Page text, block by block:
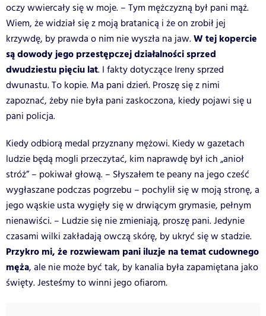
oczy wwiercały się w moje. – Tym mężczyzną był pani mąż.
Wiem, że widział się z moją bratanicą i że on zrobił jej
krzywdę, by prawda o nim nie wyszła na jaw.W tej kopercie
są dowody jego przestępczej działalności sprzed
dwudziestu pięciu lat. I fakty dotyczące Ireny sprzed
dwunastu. To kopie. Ma pani dzień. Proszę się z nimi
zapoznać, żeby nie była pani zaskoczona, kiedy pojawi się u
pani policja.
Kiedy odbiorą medal przyznany mężowi. Kiedy w gazetach
ludzie będą mogli przeczytać, kim naprawdę był ich „anioł
stróż” – pokiwał głową. – Słyszałem te peany na jego cześć
wygłaszane podczas pogrzebu – pochylił się w moją stronę, a
jego wąskie usta wygięły się w drwiącym grymasie, pełnym
nienawiści. – Ludzie się nie zmieniają, proszę pani. Jedynie
czasami wilki zakładają owczą skórę, by ukryć się w stadzie.
Przykro mi, że rozwiewam pani iluzje na temat cudownego
męża, ale nie może być tak, by kanalia była zapamiętana jako
święty. Jesteśmy to winni jego ofiarom.